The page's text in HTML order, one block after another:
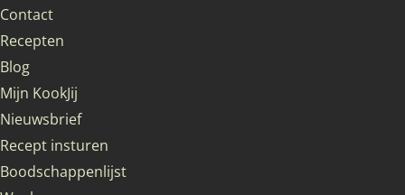
Contact
Recepten
Blog
Mijn KookJij
Nieuwsbrief
Recept insturen
Boodschappenlijst